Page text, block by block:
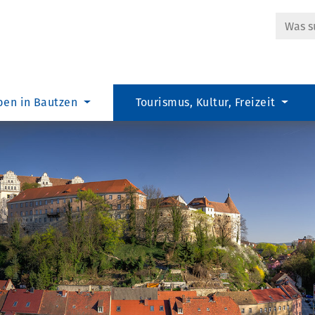
in Bautzen Tourismus, Kultur, Freizeit